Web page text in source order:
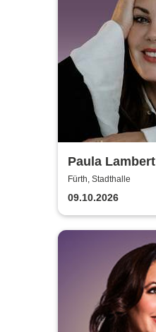
Paula Lambert
Fürth, Stadthalle
09.10.2026